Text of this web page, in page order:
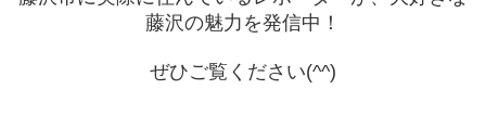
藤沢の魅力を発信中！
ぜひご覧ください(^^)